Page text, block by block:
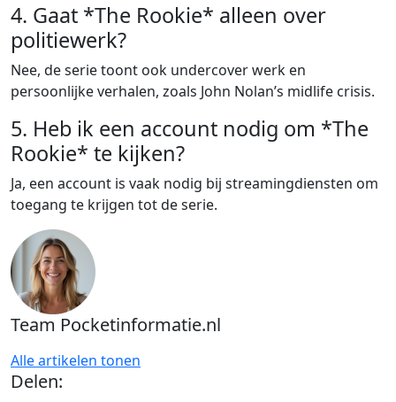
4. Gaat *The Rookie* alleen over
politiewerk?
Nee, de serie toont ook undercover werk en
persoonlijke verhalen, zoals John Nolan’s midlife crisis.
5. Heb ik een account nodig om *The
Rookie* te kijken?
Ja, een account is vaak nodig bij streamingdiensten om
toegang te krijgen tot de serie.
Team Pocketinformatie.nl
Alle artikelen tonen
Delen: